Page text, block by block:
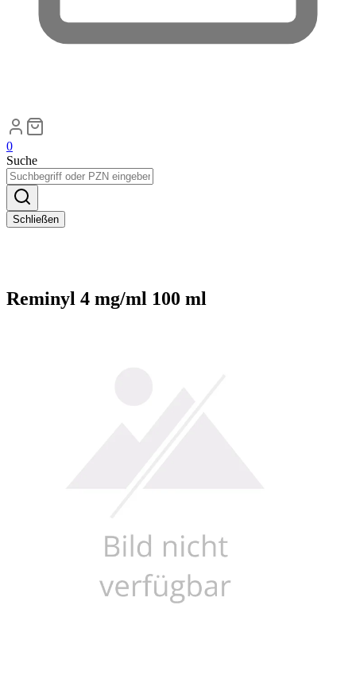
0
Suche
Schließen
Reminyl 4 mg/ml 100 ml